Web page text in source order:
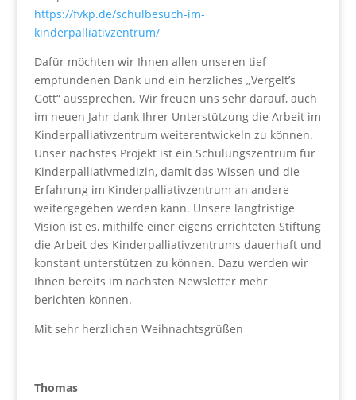
https://fvkp.de/schulbesuch-im-
kinderpalliativzentrum/
Dafür möchten wir Ihnen allen unseren tief
empfundenen Dank und ein herzliches „Vergelt’s
Gott“ aussprechen. Wir freuen uns sehr darauf, auch
im neuen Jahr dank Ihrer Unterstützung die Arbeit im
Kinderpalliativzentrum weiterentwickeln zu können.
Unser nächstes Projekt ist ein Schulungszentrum für
Kinderpalliativmedizin, damit das Wissen und die
Erfahrung im Kinderpalliativzentrum an andere
weitergegeben werden kann. Unsere langfristige
Vision ist es, mithilfe einer eigens errichteten Stiftung
die Arbeit des Kinderpalliativzentrums dauerhaft und
konstant unterstützen zu können. Dazu werden wir
Ihnen bereits im nächsten Newsletter mehr
berichten können.
Mit sehr herzlichen Weihnachtsgrüßen
Thomas